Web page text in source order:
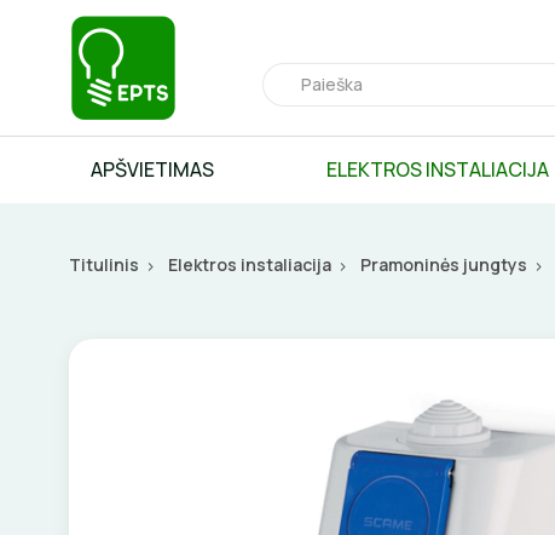
APŠVIETIMAS ELEKTROS INSTALIACIJA
Titulinis Elektros instaliacija Pramoninės jungtys